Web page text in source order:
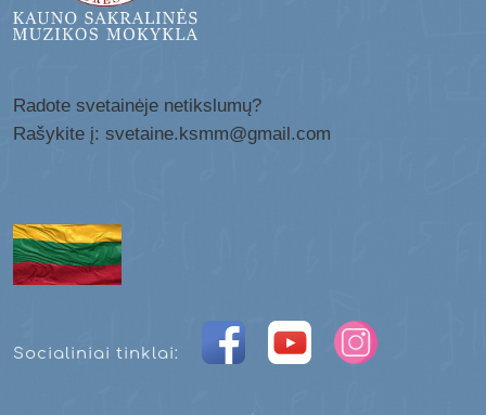
Radote svetainėje netikslumų?
Rašykite į: svetaine.ksmm@gmail.com
Socialiniai tinklai: